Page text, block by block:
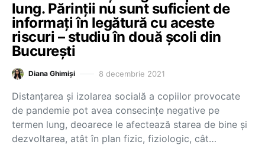
lung. Părinții nu sunt suficient de
informați în legătură cu aceste
riscuri – studiu în două școli din
București
Diana Ghimiși 8 decembrie 2021
Distanţarea şi izolarea socială a copiilor provocate
de pandemie pot avea consecinţe negative pe
termen lung, deoarece le afectează starea de bine şi
dezvoltarea, atât în plan fizic, fiziologic, cât…